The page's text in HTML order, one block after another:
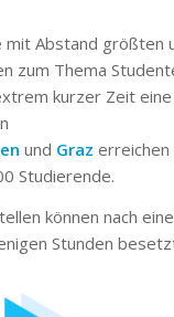
Abstand größten
zum Thema
kurzer Zeit eine
und Graz
Studierende.
können nach
Stunden